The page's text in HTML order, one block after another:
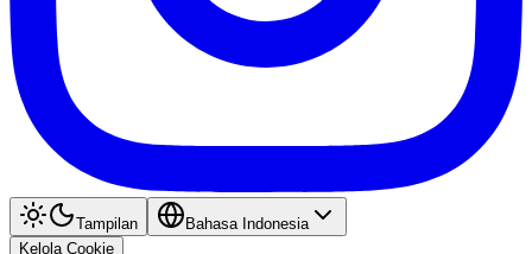
Tampilan
Bahasa Indonesia
Kelola Cookie